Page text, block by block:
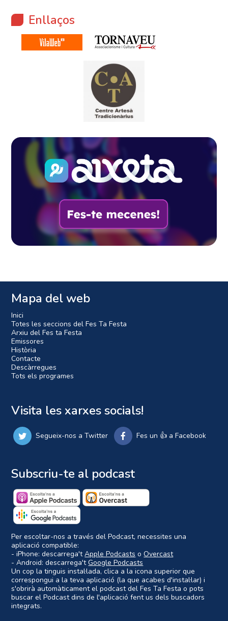
Enllaços
Mapa del web
Inici
Totes les seccions del Fes Ta Festa
Arxiu del Fes ta Festa
Emissores
Història
Contacte
Descàrregues
Tots els programes
Visita les xarxes socials!
Segueix-nos a Twitter Fes un 👍 a Facebook
Subscriu-te al podcast
Per escoltar-nos a través del Podcast, necessites una
aplicació compatible:
- iPhone: descarrega'tApple Podcasts oOvercast
- Android: descarrega'tGoogle Podcasts
Un cop la tinguis instal·lada, clica a la icona superior que
correspongui a la teva aplicació (la que acabes d'instal·lar) i
s'obrirà automàticament el podcast del Fes Ta Festa o pots
buscar el Podcast dins de l'aplicació fent us dels buscadors
integrats.